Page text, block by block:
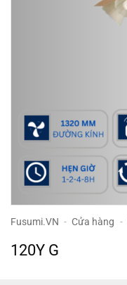
Fusumi.VN - Cửa hàng -
120Y G